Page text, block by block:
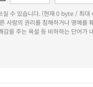
실 수 있습니다. (현재 0 byte / 최
사람의 권리를 침해하거나 명예를
감을 주는 욕설 등 비하하는 단어가